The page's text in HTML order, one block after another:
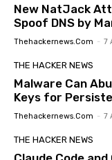
New NatJack
Spoof DNS by
Thehackernews.com - 7
THE HACKER NEWS
Malware Can
Keys for
Thehackernews.com - 7
THE HACKER NEWS